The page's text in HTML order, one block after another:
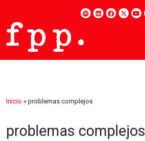
Inicio » problemas complejos
problemas complejos